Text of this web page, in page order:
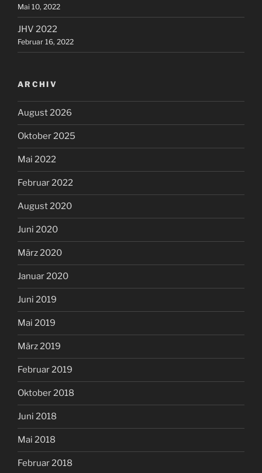
Mai 10, 2022
JHV 2022
Februar 16, 2022
ARCHIV
August 2026
Oktober 2025
Mai 2022
Februar 2022
August 2020
Juni 2020
März 2020
Januar 2020
Juni 2019
Mai 2019
März 2019
Februar 2019
Oktober 2018
Juni 2018
Mai 2018
Februar 2018